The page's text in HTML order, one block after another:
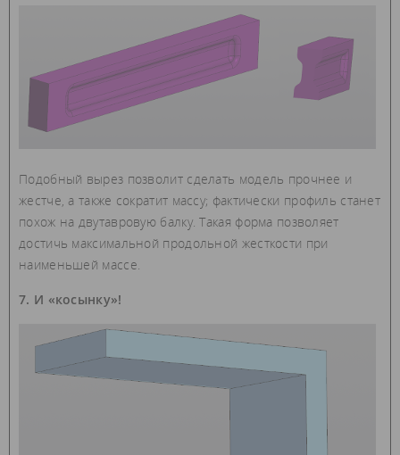
Подобный вырез позволит сделать модель прочнее и
жестче, а также сократит массу; фактически профиль станет
похож на двутавровую балку. Такая форма позволяет
достичь максимальной продольной жесткости при
наименьшей массе.
7. И «косынку»!